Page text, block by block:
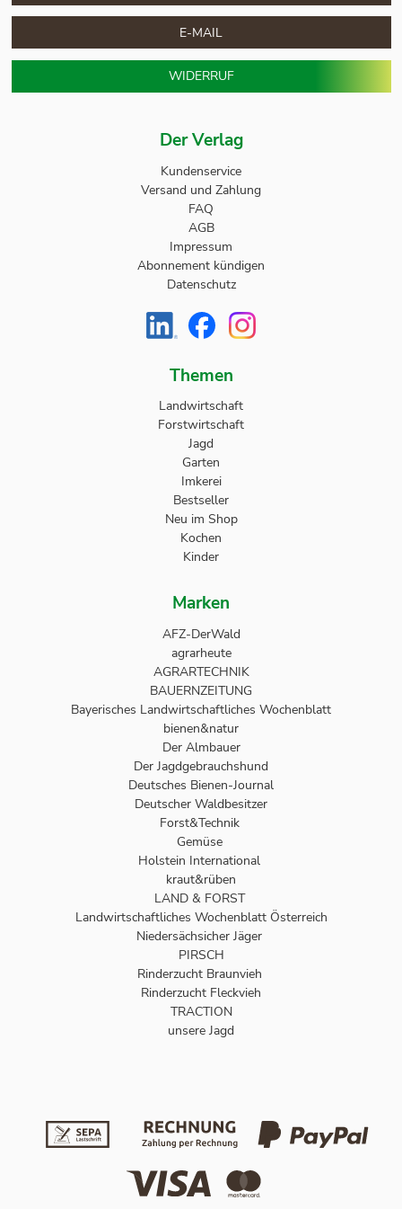
Der Verlag
Kundenservice
Versand und Zahlung
FAQ
AGB
Impressum
Abonnement kündigen
Datenschutz
Themen
Landwirtschaft
Forstwirtschaft
Jagd
Garten
Imkerei
Bestseller
Neu im Shop
Kochen
Kinder
Marken
AFZ-DerWald
agrarheute
AGRARTECHNIK
BAUERNZEITUNG
Bayerisches Landwirtschaftliches Wochenblatt
bienen&natur
Der Almbauer
Der Jagdgebrauchshund
Deutsches Bienen-Journal
Deutscher Waldbesitzer
Forst&Technik
Gemüse
Holstein International
kraut&rüben
LAND & FORST
Landwirtschaftliches Wochenblatt Österreich
Niedersächsicher Jäger
PIRSCH
Rinderzucht Braunvieh
Rinderzucht Fleckvieh
TRACTION
unsere Jagd
E-MAIL
WIDERRUF